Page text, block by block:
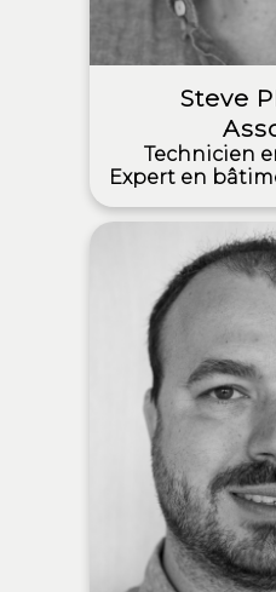
Steve
Technicien
Expert en